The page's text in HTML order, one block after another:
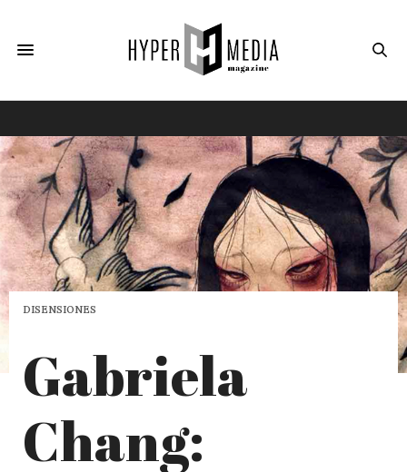
DISENSIONES
Gabriela
Chang: